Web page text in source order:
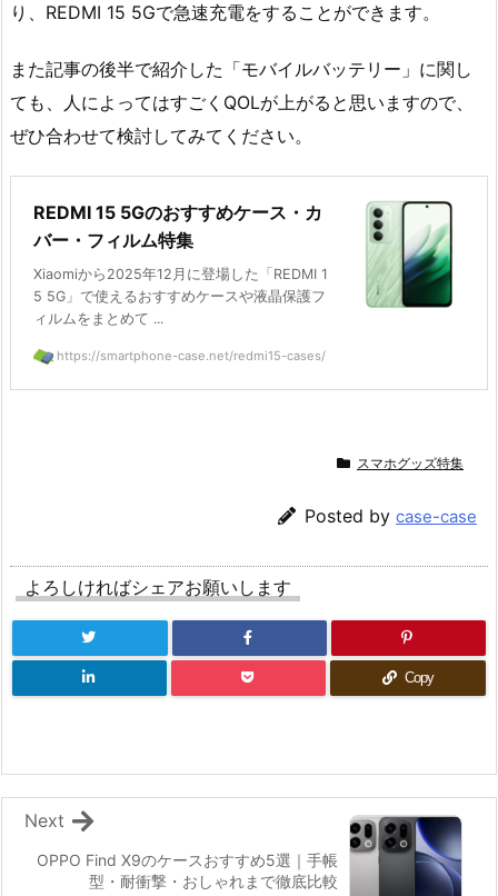
り、REDMI 15 5Gで急速充電をすることができます。
また記事の後半で紹介した「モバイルバッテリー」に関し
ても、人によってはすごくQOLが上がると思いますので、
ぜひ合わせて検討してみてください。
REDMI 15 5Gのおすすめケース・カ
バー・フィルム特集
Xiaomiから2025年12月に登場した「REDMI 1
5 5G」で使えるおすすめケースや液晶保護フ
ィルムをまとめて ...
https://smartphone-case.net/redmi15-cases/
スマホグッズ特集
Posted by case-case
よろしければシェアお願いします
Copy
OPPO Find X9のケースおすすめ5選｜手帳
型・耐衝撃・おしゃれまで徹底比較
Next